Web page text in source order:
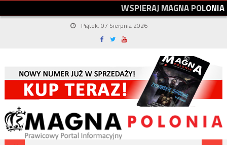
WSPIERAJMAGNAPOLONIA
Piątek, 07 Sierpnia 2026